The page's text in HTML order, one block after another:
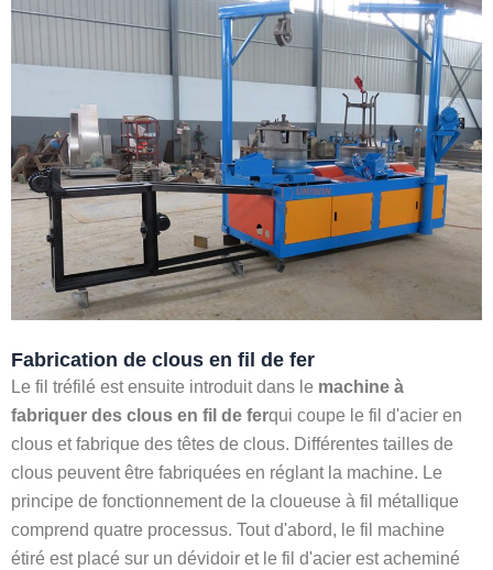
Fabrication de clous en fil de fer
Le fil tréfilé est ensuite introduit dans le machine à
fabriquer des clous en fil de ferqui coupe le fil d'acier en
clous et fabrique des têtes de clous. Différentes tailles de
clous peuvent être fabriquées en réglant la machine. Le
principe de fonctionnement de la cloueuse à fil métallique
comprend quatre processus. Tout d'abord, le fil machine
étiré est placé sur un dévidoir et le fil d'acier est acheminé